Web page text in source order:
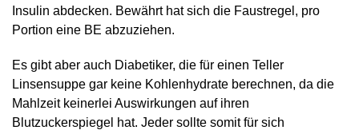
Insulin abdecken. Bewährt hat sich die Faustregel, pro
Portion eine BE abzuziehen.
Es gibt aber auch Diabetiker, die für einen Teller
Linsensuppe gar keine Kohlenhydrate berechnen, da die
Mahlzeit keinerlei Auswirkungen auf ihren
Blutzuckerspiegel hat. Jeder sollte somit für sich